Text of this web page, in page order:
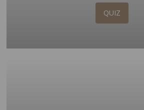
QUIZ